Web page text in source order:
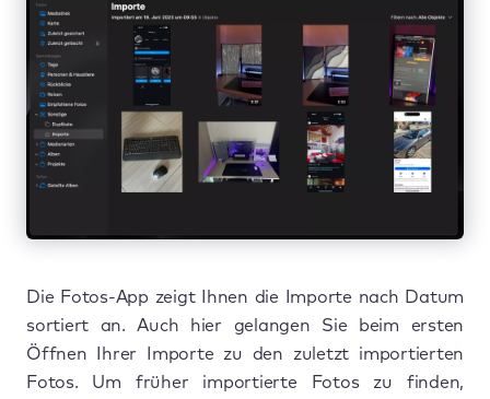
Die Fotos-App zeigt Ihnen die Importe nach Datum
sortiert an. Auch hier gelangen Sie beim ersten
Öffnen Ihrer Importe zu den zuletzt importierten
Fotos. Um früher importierte Fotos zu finden,